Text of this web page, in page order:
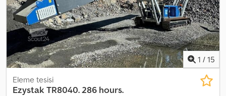
1 / 15
Eleme tesisi
EzystakTR8040. 286 hours.